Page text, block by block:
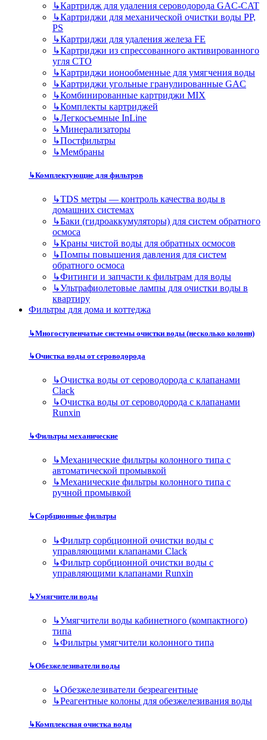
↳Картридж для удаления сероводорода GAC-CAT
↳Картриджи для механической очистки воды PP,
PS
↳Картриджи для удаления железа FE
↳Картриджи из спрессованного активированного
угля CTO
↳Картриджи ионообменные для умягчения воды
↳Картриджи угольные гранулированные GAC
↳Комбинированные картриджи MIX
↳Комплекты картриджей
↳Легкосъемные InLine
↳Минерализаторы
↳Постфильтры
↳Мембраны
↳Комплектующие для фильтров
↳TDS метры — контроль качества воды в
домашних системах
↳Баки (гидроаккумуляторы) для систем обратного
осмоса
↳Краны чистой воды для обратных осмосов
↳Помпы повышения давления для систем
обратного осмоса
↳Фитинги и запчасти к фильтрам для воды
↳Ультрафиолетовые лампы для очистки воды в
квартиру
Фильтры для дома и коттеджа
↳Многоступенчатые системы очистки воды (несколько колонн)
↳Очистка воды от сероводорода
↳Очистка воды от сероводорода с клапанами
Clack
↳Очистка воды от сероводорода с клапанами
Runxin
↳Фильтры механические
↳Механические фильтры колонного типа с
автоматической промывкой
↳Механические фильтры колонного типа с
ручной промывкой
↳Сорбционные фильтры
↳Фильтр сорбционной очистки воды с
управляющими клапанами Clack
↳Фильтр сорбционной очистки воды с
управляющими клапанами Runxin
↳Умягчители воды
↳Умягчители воды кабинетного (компактного)
типа
↳Фильтры умягчители колонного типа
↳Обезжелезиватели воды
↳Обезжелезиватели безреагентные
↳Реагентные колоны для обезжелезивания воды
↳Комплексная очистка воды